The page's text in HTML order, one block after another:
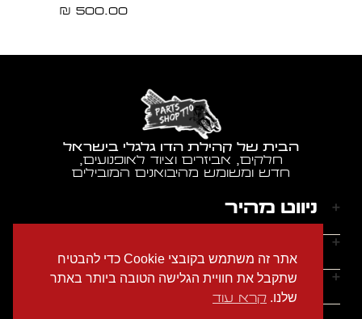
500.00
₪
הבית של קהילת הדו גלגלי בישראל
חלקים, אביזרים וציוד לאופנועים,
חדש ומשומש מהיבואנים המובילים
ניווט מהיר
דף הבית
אודותינו
הצהרת נגישות
מדיניות הפרטיות
ראשון - חמישי: 9:00-18:00
יצירת קשר
אתר זה משתמש בקובצי Cookie כדי להבטיח
שתקבל את חוויית הגלישה הטובה ביותר באתר
שלנו. קרא עוד